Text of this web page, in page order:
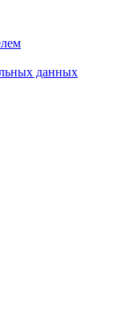
данных